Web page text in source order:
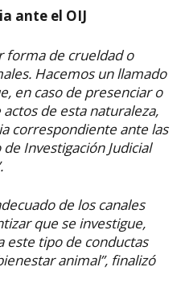
ante el OIJ
forma de crueldad o
Hacemos un llamado
en caso de presenciar o
de esta naturaleza,
correspondiente ante las
Investigación Judicial
de los canales
que se investigue,
este tipo de conductas
animal”, finalizó